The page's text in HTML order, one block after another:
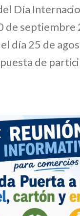
Día
de septiembre
día 25 de
de